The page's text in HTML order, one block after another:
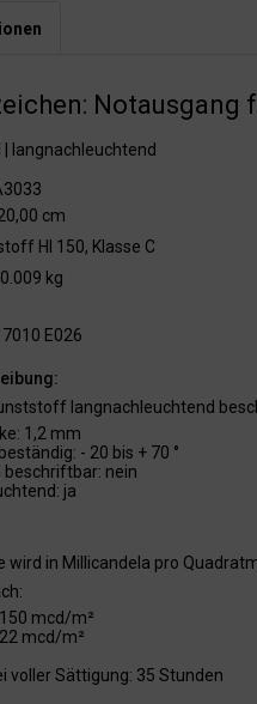
| langnachleuchtend
cm
HI 150, Klasse C
0.009 kg
7010 E026
langnachleuchtend
1,2 mm
- 20 bis + 70 °
beschriftbar: nein
ja
wird in Millicandela pro
mcd/m²
mcd/m²
voller Sättigung: 35 Stunden